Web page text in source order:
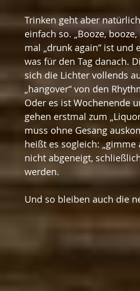
Trinken geht aber
einfach so. „Booze,
mal „drunk again“ ist
was für den Tag danach.
sich die Lichter vollends
„hangover“ von den
Oder es ist Wochenende
gehen erstmal zum
muss ohne Gesang
heißt es sogleich: „gimme
nicht abgeneigt,
werden.
Und so bleiben auch die